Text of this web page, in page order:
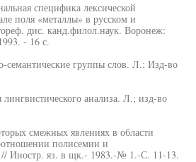
специфика лексической
поля «металлы» в русском и
дис. канд.филол.наук. Воронеж:
- 16 с.
семантические группы слов. Л.; Изд-во
анализа. Л.; изд-во
смежных явлениях в области
полисемии и
// Иностр. яз. в щк.- 1983.-№ 1.-С. 11-13.